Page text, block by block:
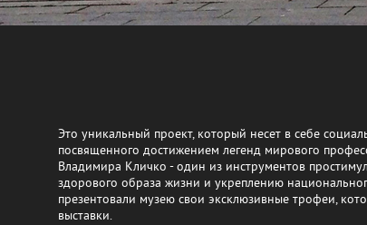
Это уникальный проект, который несет в себе
посвященного достижением легенд мирового
Владимира Кличко - один из инструментов
здорового образа жизни и укреплению
презентовали музею свои эксклюзивные трофеи,
выставки.